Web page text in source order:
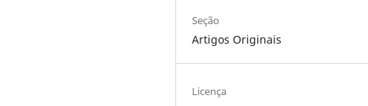
Seção
Artigos Originais
Licença